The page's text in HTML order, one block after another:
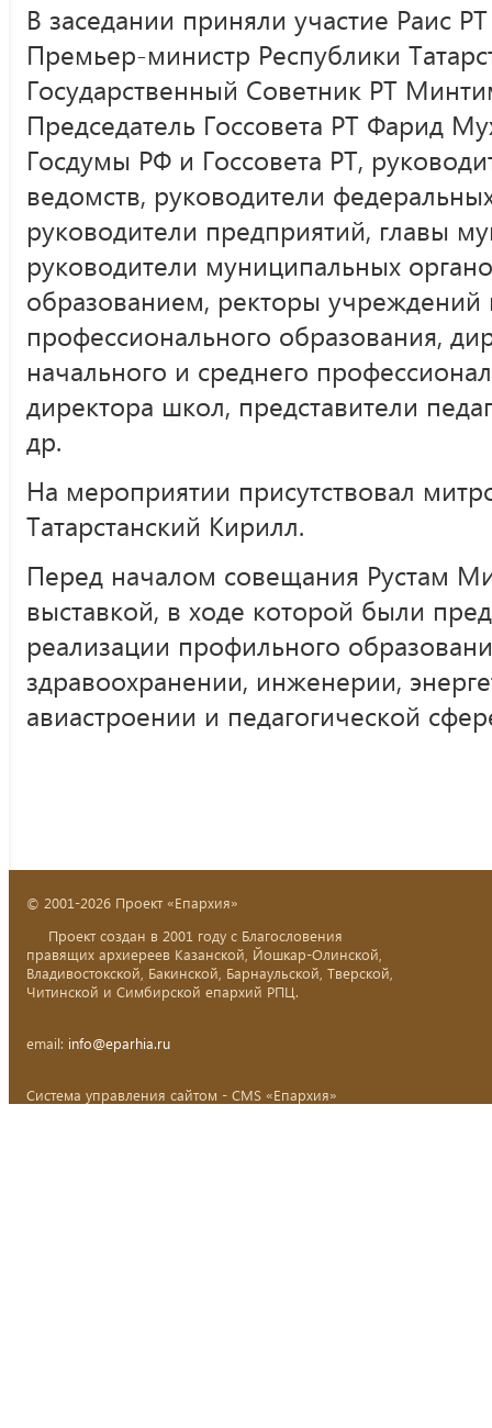
В заседании приняли участие Раис
Премьер-министр Республики
Государственный Cоветник РТ
Председатель Госсовета РТ Фарид
Госдумы РФ и Госсовета РТ,
ведомств, руководители
руководители предприятий, главы
руководители муниципальных
образованием, ректоры учреждений
профессионального образования,
начального и среднего
директора школ, представители
др.
На мероприятии присутствовал
Татарстанский Кирилл.
Перед началом совещания Рустам
выставкой, в ходе которой были
реализации профильного
здравоохранении, инженерии,
авиастроении и педагогической
© 2001-2026 Проект «Епархия»
Проект создан в 2001 году с Благословения
правящих архиереев Казанской, Йошкар-Олинской,
Владивостокской, Бакинской, Барнаульской, Тверской,
Читинской и Симбирской епархий РПЦ.
email: info@eparhia.ru
Система управления сайтом - CMS «Епархия»